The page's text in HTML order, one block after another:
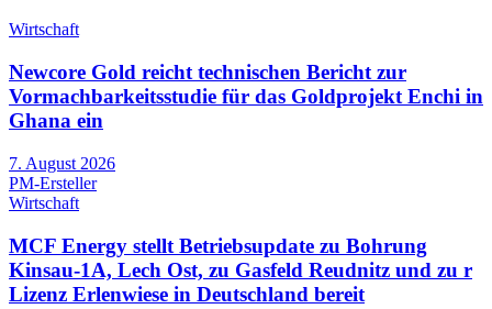
Wirtschaft
Newcore Gold reicht technischen Bericht zur
Vormachbarkeitsstudie für das Goldprojekt Enchi in
Ghana ein
7. August 2026
PM-Ersteller
Wirtschaft
MCF Energy stellt Betriebsupdate zu Bohrung
Kinsau-1A, Lech Ost, zu Gasfeld Reudnitz und zu r
Lizenz Erlenwiese in Deutschland bereit